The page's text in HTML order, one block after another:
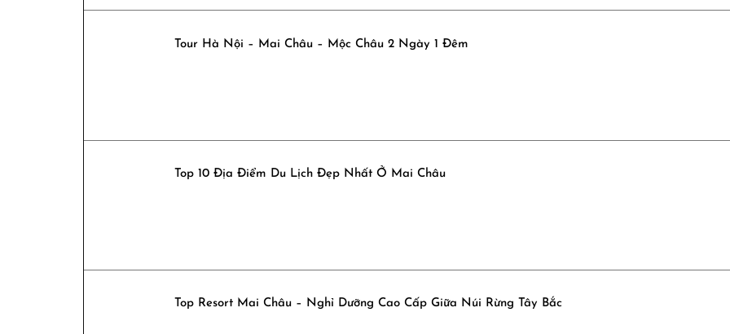
Tour Hà Nội – Mai Châu – Mộc Châu 2 Ngày 1 Đêm
Top 10 Địa Điểm Du Lịch Đẹp Nhất Ở Mai Châu
Top Resort Mai Châu – Nghỉ Dưỡng Cao Cấp Giữa Núi Rừng Tây Bắc